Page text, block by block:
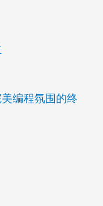
编程氛围的终